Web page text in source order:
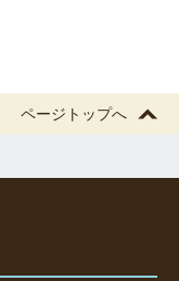
ページトップへ